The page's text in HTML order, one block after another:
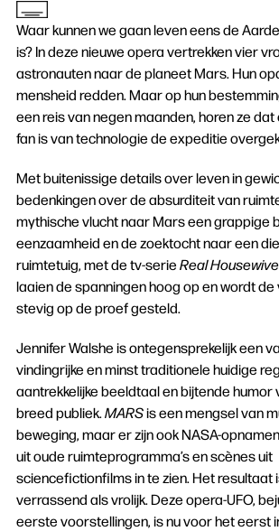
Waar kunnen we gaan leven eens de
is? In deze nieuwe opera vertrekken vier
astronauten naar de planeet Mars. Hun
mensheid redden. Maar op hun
een reis van negen maanden, horen ze
fan is van technologie de expeditie
Met buitenissige details over leven in
bedenkingen over de absurditeit van
mythische vlucht naar Mars een grappige
eenzaamheid en de zoektocht naar een
ruimtetuig, met de tv-serieReal
laaien de spanningen hoog op en wordt
stevig op de proef gesteld.
Jennifer Walshe is ontegensprekelijk een
vindingrijke en minst traditionele huidige
aantrekkelijke beeldtaal en bijtende humor
breed publiek.MARSis een mengsel van
beweging, maar er zijn ook NASA-
uit oude ruimteprogramma’s en scènes uit
sciencefictionfilms in te zien. Het resultaat
verrassend als vrolijk. Deze opera-UFO,
eerste voorstellingen, is nu voor het eerst